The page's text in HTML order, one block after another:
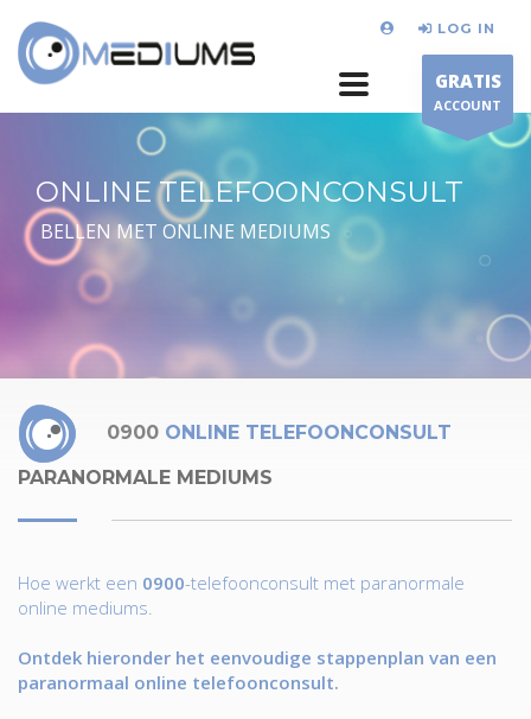
LOG IN
GRATIS
ACCOUNT
ONLINE TELEFOONCONSULT
BELLEN MET ONLINE MEDIUMS
0900 ONLINE TELEFOONCONSULT
PARANORMALE MEDIUMS
Hoe werkt een 0900-telefoonconsult met paranormale
online mediums.
Ontdek hieronder het eenvoudige stappenplan van een
paranormaal online telefoonconsult.